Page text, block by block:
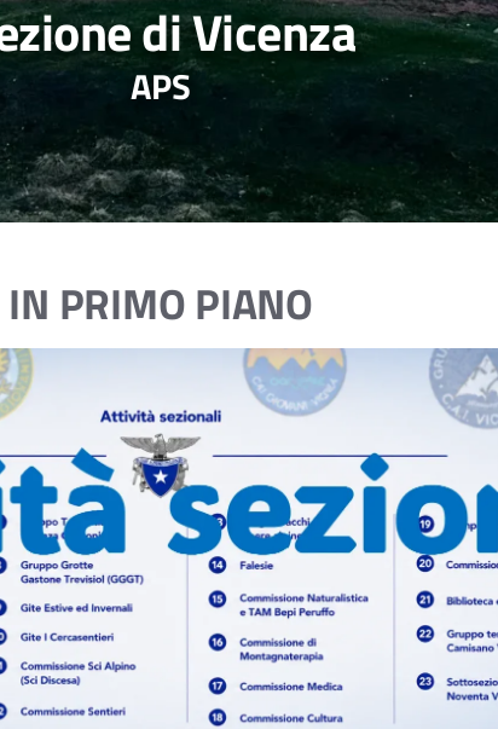
di Vicenza
APS
IN PRIMO PIANO